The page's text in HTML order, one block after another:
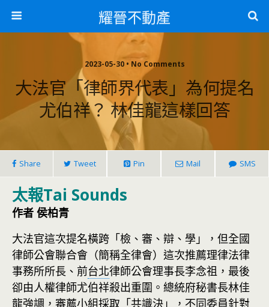
耀晉不動產
2023-05-30 • No Comments
大法官「律師界代表」為何提名
尤伯祥？ 林佳龍這樣回答
Share Tweet Pin Mail SMS
太報Tai Sounds
作者 侯柏青
大法官這次提名橫跨「檢、審、辯、學」，但全國
律師公會聯合會（簡稱全律會）這次推薦理律法律
事務所所長、前台北律師公會理事長李念祖，最後
卻由人權律師尤伯祥殺出重圍。總統府秘書長林佳
龍強調，審薦小組採取「共識決」，不同委員針對